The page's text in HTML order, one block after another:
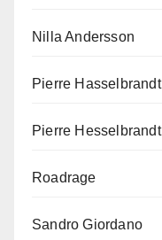
Nilla Andersson
Pierre Hasselbrandt
Pierre Hesselbrandt
Roadrage
Sandro Giordano